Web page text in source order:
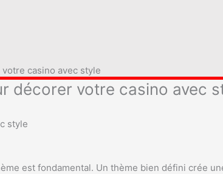
casino avec style
décorer votre casino avec
style
est fondamental. Un thème bien défini crée